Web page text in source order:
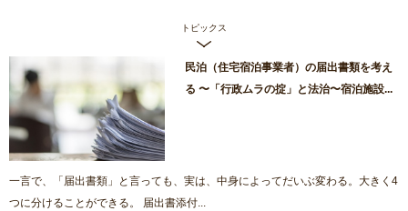
トピックス
民泊（住宅宿泊事業者）の届出書類を考え
る 〜「行政ムラの掟」と法治〜宿泊施設...
一言で、「届出書類」と言っても、実は、中身によってだいぶ変わる。大きく4
つに分けることができる。 届出書添付...